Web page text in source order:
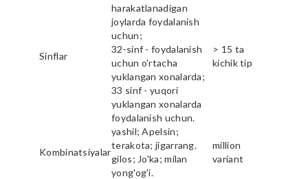
Sinflar
harakatlanadigan
joylarda foydalanish
uchun;
32-sinf - foydalanish
uchun o'rtacha
yuklangan xonalarda;
33 sinf - yuqori
yuklangan xonalarda
foydalanish uchun.
> 15 ta
kichik tip
Kombinatsiyalar
yashil; Apelsin;
terakota; jigarrang.
gilos; Jo'ka; milan
yong'og'i.
million
variant